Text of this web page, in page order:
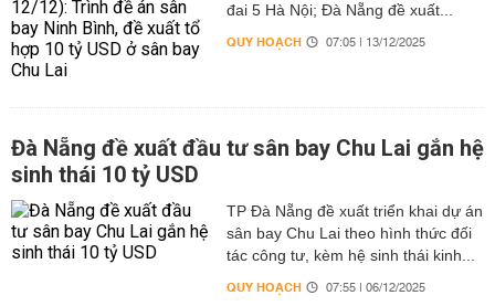
đai 5 Hà Nội; Đà Nẵng đề xuất...
QUY HOẠCH 07:05 | 13/12/2025
Đà Nẵng đề xuất đầu tư sân bay Chu Lai gắn hệ
sinh thái 10 tỷ USD
TP Đà Nẵng đề xuất triển khai dự án
sân bay Chu Lai theo hình thức đối
tác công tư, kèm hệ sinh thái kinh...
QUY HOẠCH 07:55 | 06/12/2025